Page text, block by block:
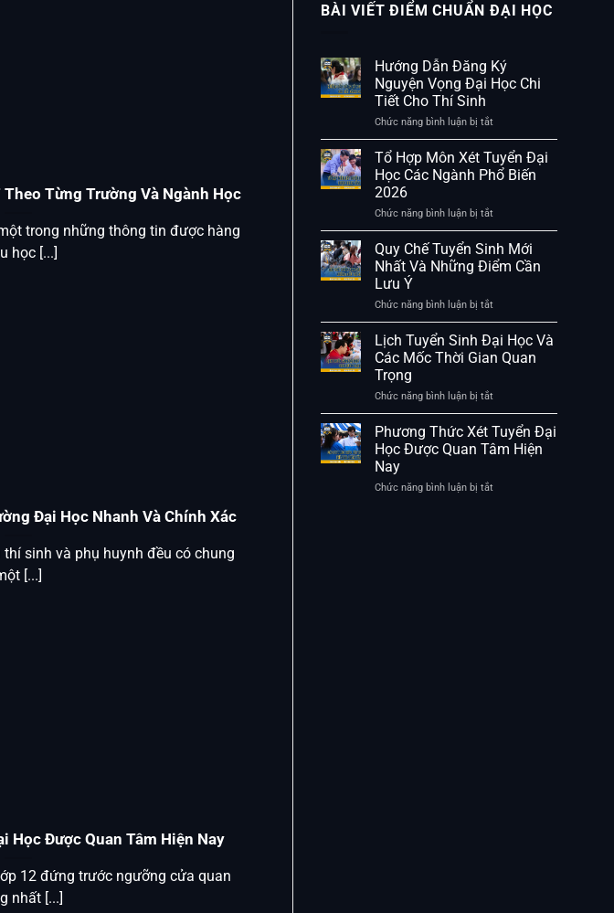
Từng Trường Và Ngành Học
trong những thông tin được hàng
học [...]
Đại Học Nhanh Và Chính Xác
sinh và phụ huynh đều có chung
[...]
Học Được Quan Tâm Hiện Nay
12 đứng trước ngưỡng cửa quan
nhất [...]
BÀI VIẾT ĐIỂM CHUẨN ĐẠI HỌC
Hướng Dẫn Đăng Ký
Nguyện Vọng Đại Học Chi
Tiết Cho Thí Sinh
Chức năng bình luận bị tắt
Hướng
Dẫn
Đăng
Ký
Chi
Tiết
Tổ Hợp Môn Xét Tuyển Đại
Học Các Ngành Phổ Biến
2026
Chức năng bình luận bị tắt
Tổ
Hợp
Môn
Xét
Ngành
Phổ
Quy Chế Tuyển Sinh Mới
Nhất Và Những Điểm Cần
Lưu Ý
Chức năng bình luận bị tắt
Quy
Chế
Tuyển
Sinh
Những
Điểm
Cần
Lịch Tuyển Sinh Đại Học Và
Các Mốc Thời Gian Quan
Trọng
Chức năng bình luận bị tắt
Lịch
Tuyển
Sinh
Đại
Phương Thức Xét Tuyển Đại
Học Được Quan Tâm Hiện
Nay
Chức năng bình luận bị tắt